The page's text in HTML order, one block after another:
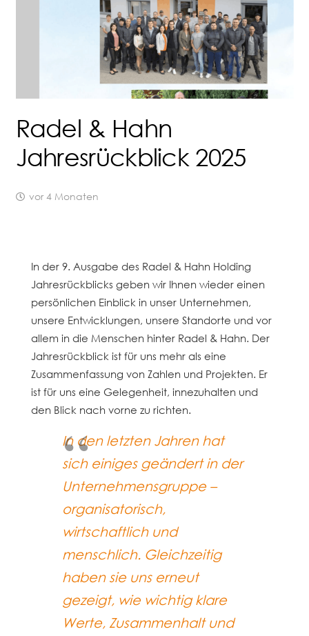
Radel & Hahn
Jahresrückblick 2025
vor 4 Monaten
In der 9. Ausgabe des Radel & Hahn Holding
Jahresrückblicks geben wir Ihnen wieder einen
persönlichen Einblick in unser Unternehmen,
unsere Entwicklungen, unsere Standorte und vor
allem in die Menschen hinter Radel & Hahn. Der
Jahresrückblick ist für uns mehr als eine
Zusammenfassung von Zahlen und Projekten. Er
ist für uns eine Gelegenheit, innezuhalten und
den Blick nach vorne zu richten.
In den letzten Jahren hat
sich einiges geändert in der
Unternehmensgruppe –
organisatorisch,
wirtschaftlich und
menschlich. Gleichzeitig
haben sie uns erneut
gezeigt, wie wichtig klare
Werte, Zusammenhalt und